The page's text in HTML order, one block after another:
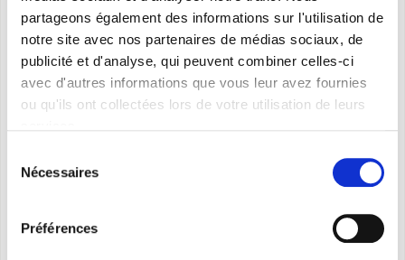
partageons également des informations sur l'utilisation de
notre site avec nos partenaires de médias sociaux, de
publicité et d'analyse, qui peuvent combiner celles-ci
avec d'autres informations que vous leur avez fournies
ou qu'ils ont collectées lors de votre utilisation de leurs
Nécessaires
Préférences
Quatre modèles: 9 - 12 - 18 - 24
Puissance fournie en refroidissement
(nominale) : 2,64 kW - 3,52 kW - 5,28 kW - 7,03 kW
Classe d’efficacité énergétique en mode
Classe d’efficacité énergétique en mode